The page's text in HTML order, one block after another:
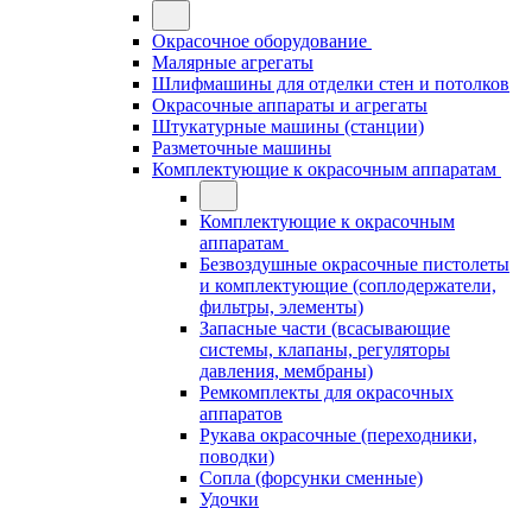
Окрасочное оборудование
Малярные агрегаты
Шлифмашины для отделки стен и потолков
Окрасочные аппараты и агрегаты
Штукатурные машины (станции)
Разметочные машины
Комплектующие к окрасочным аппаратам
Комплектующие к окрасочным
аппаратам
Безвоздушные окрасочные пистолеты
и комплектующие (соплодержатели,
фильтры, элементы)
Запасные части (всасывающие
системы, клапаны, регуляторы
давления, мембраны)
Ремкомплекты для окрасочных
аппаратов
Рукава окрасочные (переходники,
поводки)
Сопла (форсунки сменные)
Удочки